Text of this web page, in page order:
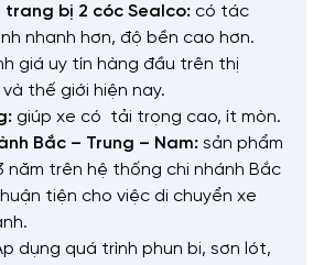
trang bị 2 cóc Sealco: có tác
nhanh hơn, độ bền cao hơn.
giá uy tín hàng đầu trên thị
thế giới hiện nay.
giúp xe có tải trọng cao, ít mòn.
Bắc – Trung – Nam: sản phẩm
năm trên hệ thống chi nhánh Bắc
tiện cho việc di chuyển xe
dụng quá trình phun bi, sơn lót,